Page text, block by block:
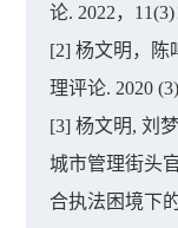
论. 2022，
[2] 杨文明，陈
理评论. 2020
[3] 杨文明, 刘
城市管理街头
合执法困境下